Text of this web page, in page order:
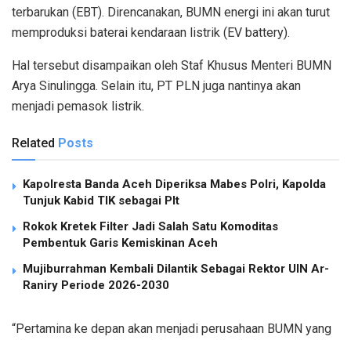
terbarukan (EBT). Direncanakan, BUMN energi ini akan turut
memproduksi baterai kendaraan listrik (EV battery).
Hal tersebut disampaikan oleh Staf Khusus Menteri BUMN
Arya Sinulingga. Selain itu, PT PLN juga nantinya akan
menjadi pemasok listrik.
Related Posts
Kapolresta Banda Aceh Diperiksa Mabes Polri, Kapolda
Tunjuk Kabid TIK sebagai Plt
Rokok Kretek Filter Jadi Salah Satu Komoditas
Pembentuk Garis Kemiskinan Aceh
Mujiburrahman Kembali Dilantik Sebagai Rektor UIN Ar-
Raniry Periode 2026-2030
“Pertamina ke depan akan menjadi perusahaan BUMN yang